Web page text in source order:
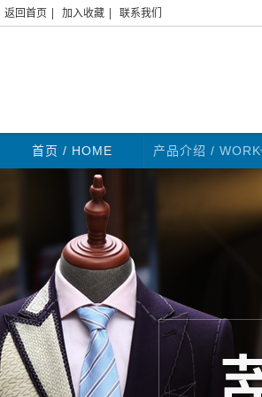
返回首页 加入收藏 联系我们
首页 / HOME 产品介绍 / WORK